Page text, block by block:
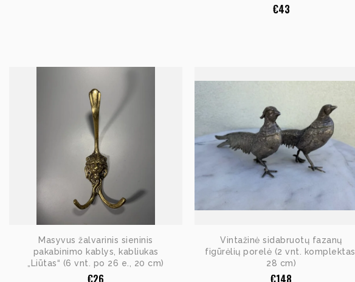
€43
Masyvus žalvarinis sieninis
pakabinimo kablys, kabliukas
„Liūtas“ (6 vnt. po 26 e., 20 cm)
Vintažinė sidabruotų fazanų
figūrėlių porelė (2 vnt. komplektas,
28 cm)